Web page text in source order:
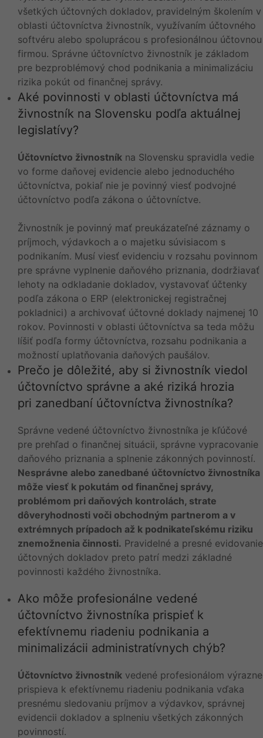
všetkých účtovných dokladov, pravidelným školením v
oblasti účtovníctva živnostník, využívaním účtovného
softvéru alebo spoluprácou s profesionálnou účtovnou
firmou. Správne účtovníctvo živnostník je základom
pre bezproblémový chod podnikania a minimalizáciu
rizika pokút od finančnej správy.
Aké povinnosti v oblasti účtovníctva má
živnostník na Slovensku podľa aktuálnej
legislatívy?
Účtovníctvo živnostník na Slovensku spravidla vedie
vo forme daňovej evidencie alebo jednoduchého
účtovníctva, pokiaľ nie je povinný viesť podvojné
účtovníctvo podľa zákona o účtovníctve.
Živnostník je povinný mať preukázateľné záznamy o
príjmoch, výdavkoch a o majetku súvisiacom s
podnikaním. Musí viesť evidenciu v rozsahu povinnom
pre správne vyplnenie daňového priznania, dodržiavať
lehoty na odkladanie dokladov, vystavovať účtenky
podľa zákona o ERP (elektronickej registračnej
pokladnici) a archivovať účtovné doklady najmenej 10
rokov. Povinnosti v oblasti účtovníctva sa teda môžu
líšiť podľa formy účtovníctva, rozsahu podnikania a
možností uplatňovania daňových paušálov.
Prečo je dôležité, aby si živnostník viedol
účtovníctvo správne a aké riziká hrozia
pri zanedbaní účtovníctva živnostníka?
Správne vedené účtovníctvo živnostníka je kľúčové
pre prehľad o finančnej situácii, správne vypracovanie
daňového priznania a splnenie zákonných povinností.
Nesprávne alebo zanedbané účtovníctvo živnostníka
môže viesť k pokutám od finančnej správy,
problémom pri daňových kontrolách, strate
dôveryhodnosti voči obchodným partnerom a v
extrémnych prípadoch až k podnikateľskému riziku
znemožnenia činnosti. Pravidelné a presné evidovanie
účtovných dokladov preto patrí medzi základné
povinnosti každého živnostníka.
Ako môže profesionálne vedené
účtovníctvo živnostníka prispieť k
efektívnemu riadeniu podnikania a
minimalizácii administratívnych chýb?
Účtovníctvo živnostník vedené profesionálom výrazne
prispieva k efektívnemu riadeniu podnikania vďaka
presnému sledovaniu príjmov a výdavkov, správnej
evidencii dokladov a splneniu všetkých zákonných
povinností.